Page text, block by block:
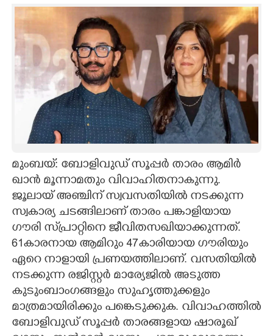
SPIRITUAL
INFO+
ART
ASTRO
CARTOONS
LITERATURE
ZOOM
CONTACT US
മുംബയ്: ബോളിവുഡ് സൂപ്പർ താരം ആമിർ
ഖാൻ മൂന്നാമതും വിവാഹിതനാകുന്നു.
ജൂലായ് അഞ്ചിന് സ്വവസതിയിൽ നടക്കുന്ന
സ്വകാര്യ ചടങ്ങിലാണ് താരം പങ്കാളിയായ
ഗൗരി സ്‌പ്രാറ്റിനെ ജീവിതസഖിയാക്കുന്നത്.
61കാരനായ ആമിറും 47കാരിയായ ഗൗരിയും
ഏറെ നാളായി പ്രണയത്തിലാണ്. വസതിയിൽ
നടക്കുന്ന രജിസ്റ്റർ മാര്യേജിൽ അടുത്ത
കുടുംബാംഗങ്ങളും സുഹൃത്തുക്കളും
മാത്രമായിരിക്കും പങ്കെടുക്കുക. വിവാഹത്തിൽ
ബോളിവുഡ് സൂപ്പർ താരങ്ങളായ ഷാരൂഖ്